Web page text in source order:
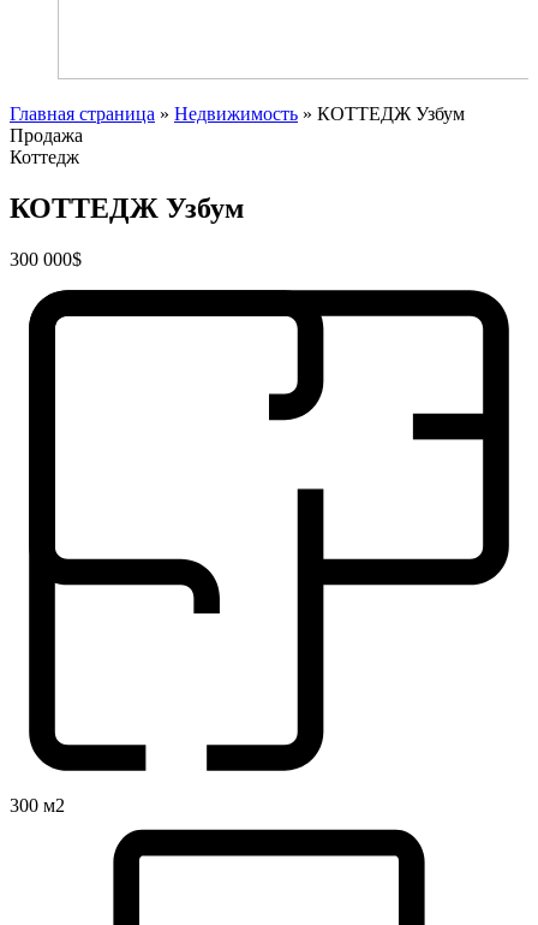
Главная страница » Недвижимость » КОТТЕДЖ Узбум
Продажа
Коттедж
КОТТЕДЖ Узбум
300 000$
300 м2